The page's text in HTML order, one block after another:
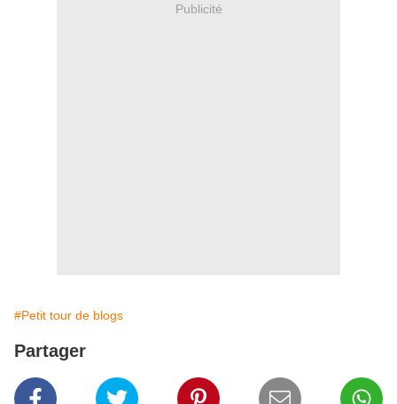
Publicité
#Petit tour de blogs
Partager